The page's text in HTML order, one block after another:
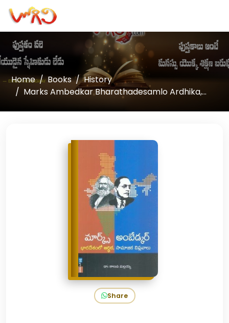
Home Books
History
Marks Ambedkar Bharathadesamlo Ardhika,...
Share